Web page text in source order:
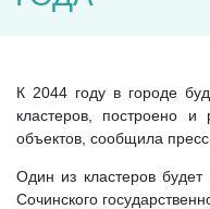
К 2044 году в городе
кластеров, построено
объектов, сообщила
Один из кластеров
Сочинского